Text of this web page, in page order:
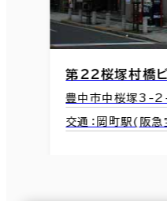
第２２桜塚村橋
豊中市中桜塚3-
交通：岡町駅(阪